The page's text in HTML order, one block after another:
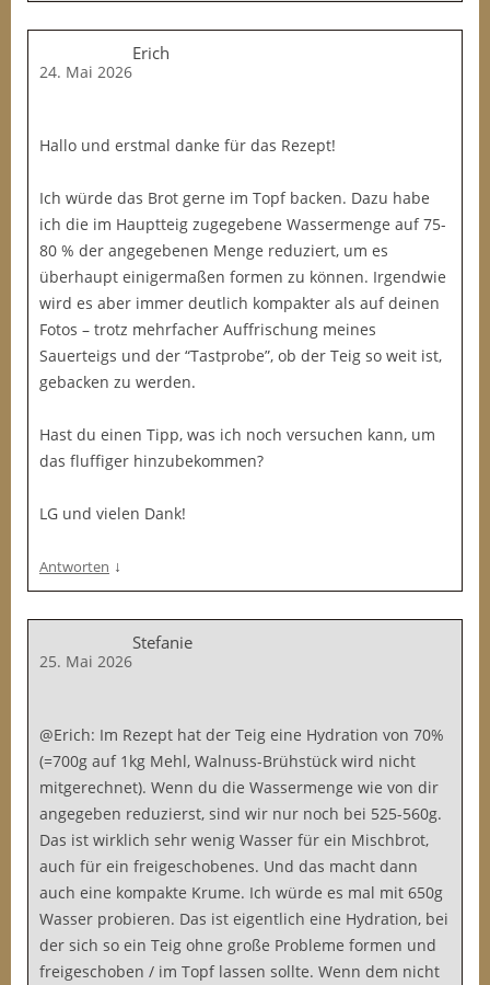
Erich
24. Mai 2026
Hallo und erstmal danke für das Rezept!
Ich würde das Brot gerne im Topf backen. Dazu habe
ich die im Hauptteig zugegebene Wassermenge auf 75-
80 % der angegebenen Menge reduziert, um es
überhaupt einigermaßen formen zu können. Irgendwie
wird es aber immer deutlich kompakter als auf deinen
Fotos – trotz mehrfacher Auffrischung meines
Sauerteigs und der “Tastprobe”, ob der Teig so weit ist,
gebacken zu werden.
Hast du einen Tipp, was ich noch versuchen kann, um
das fluffiger hinzubekommen?
LG und vielen Dank!
Antworten ↓
Stefanie
25. Mai 2026
@Erich: Im Rezept hat der Teig eine Hydration von 70%
(=700g auf 1kg Mehl, Walnuss-Brühstück wird nicht
mitgerechnet). Wenn du die Wassermenge wie von dir
angegeben reduzierst, sind wir nur noch bei 525-560g.
Das ist wirklich sehr wenig Wasser für ein Mischbrot,
auch für ein freigeschobenes. Und das macht dann
auch eine kompakte Krume. Ich würde es mal mit 650g
Wasser probieren. Das ist eigentlich eine Hydration, bei
der sich so ein Teig ohne große Probleme formen und
freigeschoben / im Topf lassen sollte. Wenn dem nicht